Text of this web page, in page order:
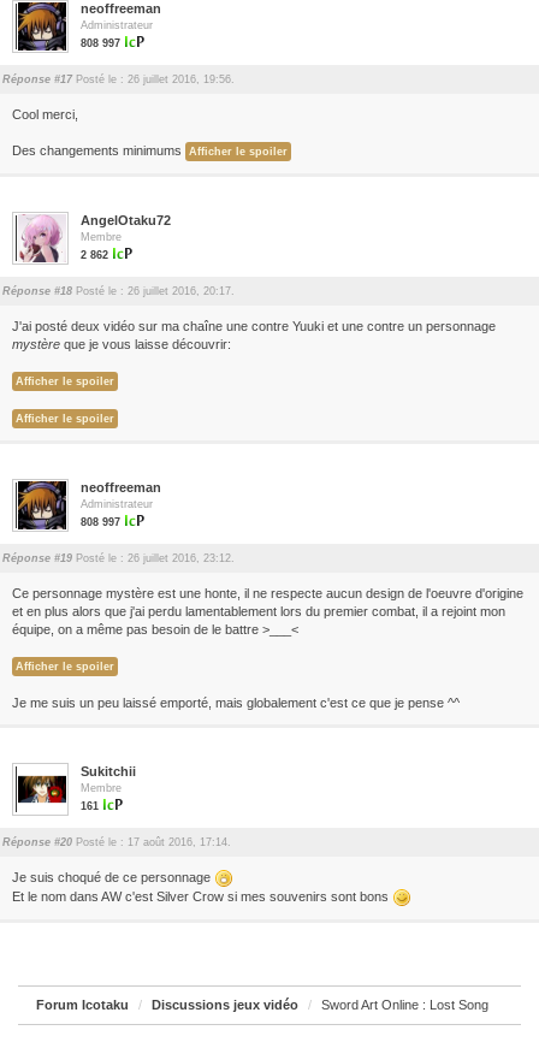
neoffreeman
Administrateur
808 997
Réponse #17 Posté le : 26 juillet 2016, 19:56.
Cool merci,
Des changements minimums
AngelOtaku72
Membre
2 862
Réponse #18 Posté le : 26 juillet 2016, 20:17.
J'ai posté deux vidéo sur ma chaîne une contre Yuuki et une contre un personnage
mystère que je vous laisse découvrir:
neoffreeman
Administrateur
808 997
Réponse #19 Posté le : 26 juillet 2016, 23:12.
Ce personnage mystère est une honte, il ne respecte aucun design de l'oeuvre d'origine
et en plus alors que j'ai perdu lamentablement lors du premier combat, il a rejoint mon
équipe, on a même pas besoin de le battre >___<
Je me suis un peu laissé emporté, mais globalement c'est ce que je pense ^^
Sukitchii
Membre
161
Réponse #20 Posté le : 17 août 2016, 17:14.
Je suis choqué de ce personnage
Et le nom dans AW c'est Silver Crow si mes souvenirs sont bons
Forum Icotaku Discussions jeux vidéo Sword Art Online : Lost Song